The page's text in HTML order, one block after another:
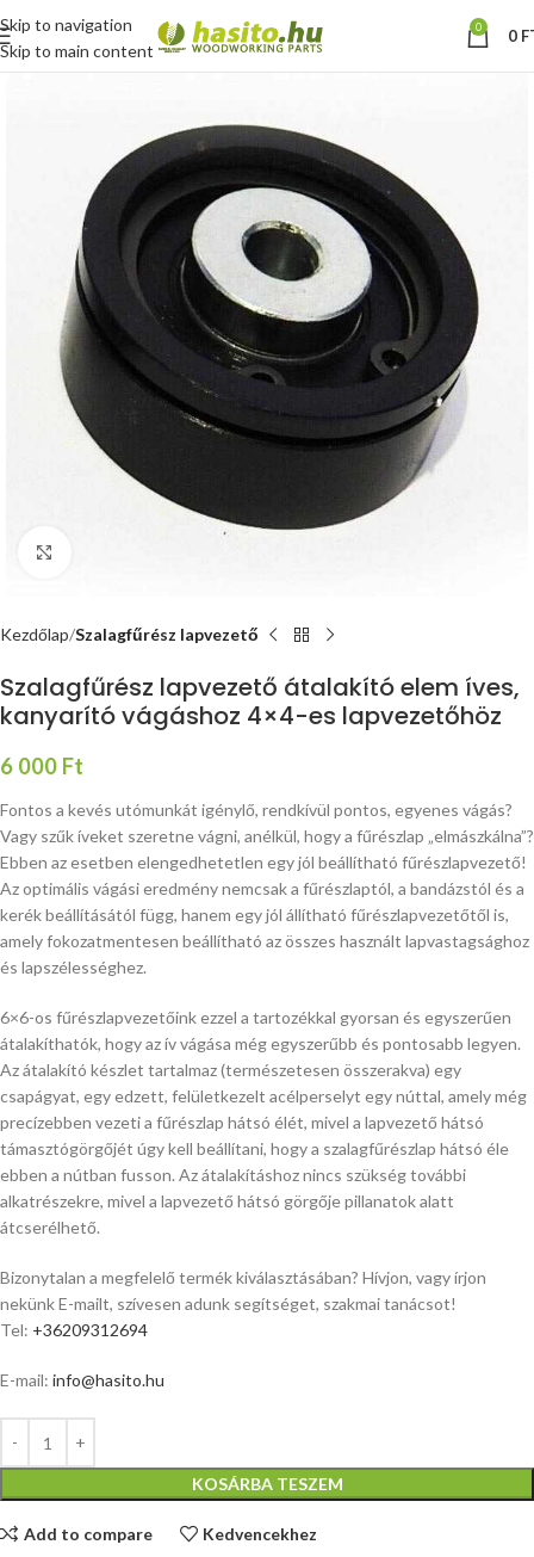
Skip to navigation
Skip to main content
0 0
Kezdőlap Szalagfűrész lapvezető
Szalagfűrész lapvezető átalakító elem íves,
kanyarító vágáshoz 4×4-es lapvezetőhöz
6 000 Ft
Fontos a kevés utómunkát igénylő, rendkívül pontos, egyenes vágás?
Vagy szűk íveket szeretne vágni, anélkül, hogy a fűrészlap „elmászkálna”?
Ebben az esetben elengedhetetlen egy jól beállítható fűrészlapvezető!
Az optimális vágási eredmény nemcsak a fűrészlaptól, a bandázstól és a
kerék beállításától függ, hanem egy jól állítható fűrészlapvezetőtől is,
amely fokozatmentesen beállítható az összes használt lapvastagsághoz
és lapszélességhez.
6×6-os fűrészlapvezetőink ezzel a tartozékkal gyorsan és egyszerűen
átalakíthatók, hogy az ív vágása még egyszerűbb és pontosabb legyen.
Az átalakító készlet tartalmaz (természetesen összerakva) egy
csapágyat, egy edzett, felületkezelt acélperselyt egy núttal, amely még
precízebben vezeti a fűrészlap hátsó élét, mivel a lapvezető hátsó
támasztógörgőjét úgy kell beállítani, hogy a szalagfűrészlap hátsó éle
ebben a nútban fusson. Az átalakításhoz nincs szükség további
alkatrészekre, mivel a lapvezető hátsó görgője pillanatok alatt
átcserélhető.
Bizonytalan a megfelelő termék kiválasztásában? Hívjon, vagy írjon
nekünk E-mailt, szívesen adunk segítséget, szakmai tanácsot!
Tel: +36209312694
E-mail: info@hasito.hu
KOSÁRBA TESZEM
Add to compare Kedvencekhez